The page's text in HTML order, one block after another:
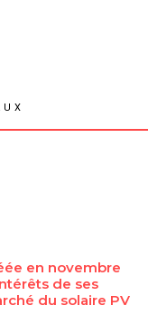
en novembre
de ses
du solaire PV